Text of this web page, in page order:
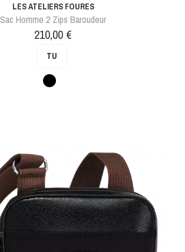
LES ATELIERS FOURES
Sac Homme 2 Zips Baroudeur
Prix
210,00 €
TU
Noir